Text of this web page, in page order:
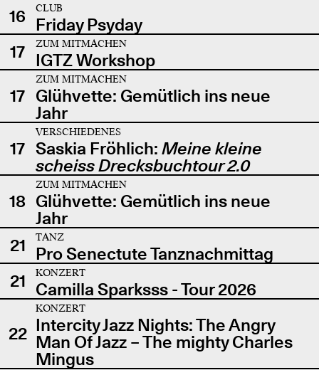
16
CLUB
Friday Psyday
17
ZUM MITMACHEN
IGTZ Workshop
17
ZUM MITMACHEN
Glühvette: Gemütlich ins neue
Jahr
17
VERSCHIEDENES
Saskia Fröhlich: Meine kleine
scheiss Drecksbuchtour 2.0
18
ZUM MITMACHEN
Glühvette: Gemütlich ins neue
Jahr
21
TANZ
Pro Senectute Tanznachmittag
21
KONZERT
Camilla Sparksss - Tour 2026
22
KONZERT
Intercity Jazz Nights: The Angry
Man Of Jazz – The mighty Charles
Mingus